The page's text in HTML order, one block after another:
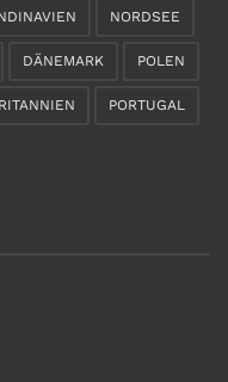
NORDSEE
DÄNEMARK POLEN
PORTUGAL